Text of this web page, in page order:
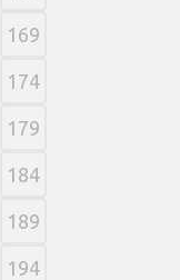
169
174
179
184
189
194